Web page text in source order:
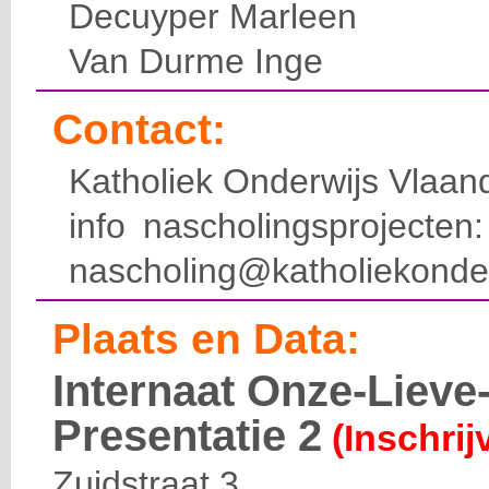
Decuyper Marleen
Van Durme Inge
Contact:
Katholiek Onderwijs
info
Plaats en Data:
Internaat Onze-
Presentatie 2